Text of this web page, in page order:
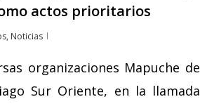
actos prioritarios
, Noticias
organizaciones Mapuche de
Sur Oriente, en la llamada